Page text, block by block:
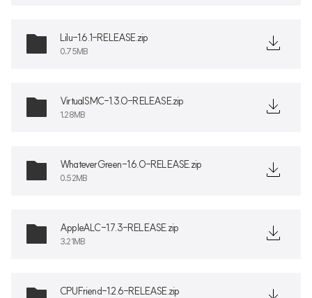
Lilu-1.6.1-RELEASE.zip
0.75MB
VirtualSMC-1.3.0-RELEASE.zip
1.28MB
WhateverGreen-1.6.0-RELEASE.zip
0.52MB
AppleALC-1.7.3-RELEASE.zip
3.21MB
CPUFriend-1.2.6-RELEASE.zip